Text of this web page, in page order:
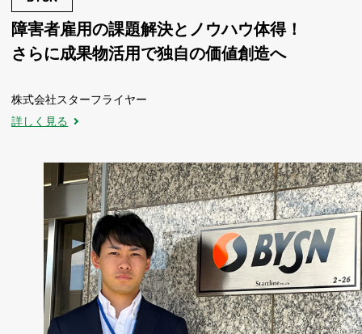
障害者雇用の課題解決とノウハウ体得！
さらに成果物活用で独自の価値創造へ
株式会社スターフライヤー
詳しく見る